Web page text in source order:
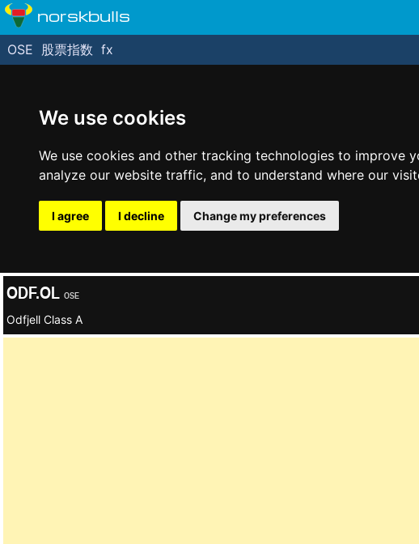
We use cookies
We use cookies and other tracking technologies to improve
analyze our website traffic, and to understand where our
I agree I decline Change my preferences
norskbulls
OSE 股票指数 fx
ODF.OL OSE
Odfjell Class A